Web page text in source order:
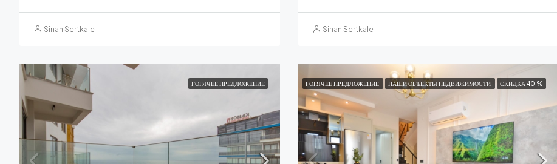
Sinan Sertkale Sinan Sertkale
ГОРЯЧЕЕ ПРЕДЛОЖЕНИЕ ГОРЯЧЕЕ ПРЕДЛОЖЕНИЕ НАШИ ОБЪЕКТЫ НЕДВИЖИМОСТИ СКИДКА 40 %